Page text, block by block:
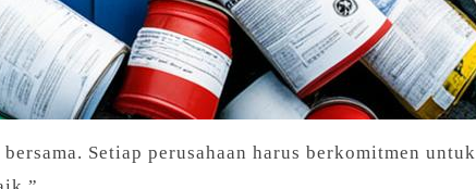
Setiap perusahaan harus berkomitmen untuk